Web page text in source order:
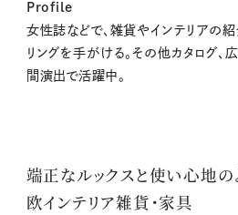
Profile
女性誌などで、雑貨やインテリアの紹
リングを手がける。その他カタログ、
間演出で活躍中。
端正なルックスと使い心地の
欧インテリア雑貨・家具